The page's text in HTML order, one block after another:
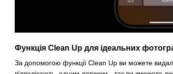
Функція Clean Up для ідеальних
За допомогою функції Clean Up ви можете